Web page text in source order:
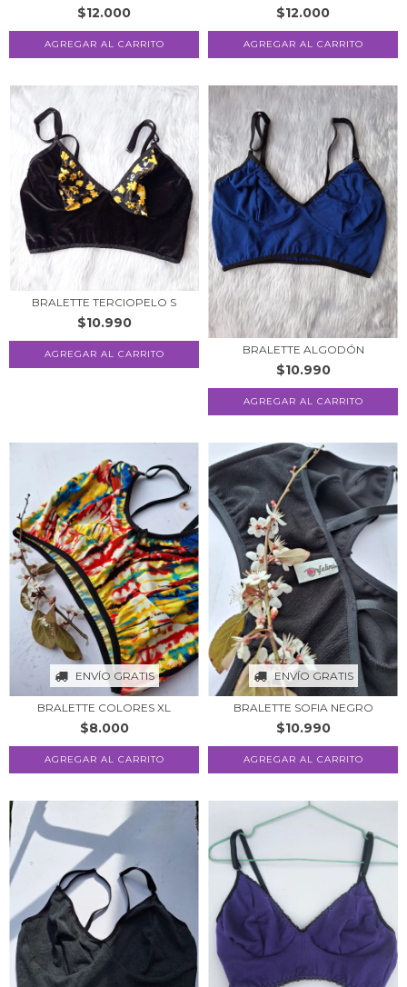
$12.000 $12.000
BRALETTE TERCIOPELO S
$10.990
BRALETTE ALGODÓN
$10.990
AGREGAR AL CARRITO
ENVÍO GRATIS
BRALETTE COLORES XL
$8.000
ENVÍO GRATIS
BRALETTE SOFIA NEGRO
$10.990
AGREGAR AL CARRITO